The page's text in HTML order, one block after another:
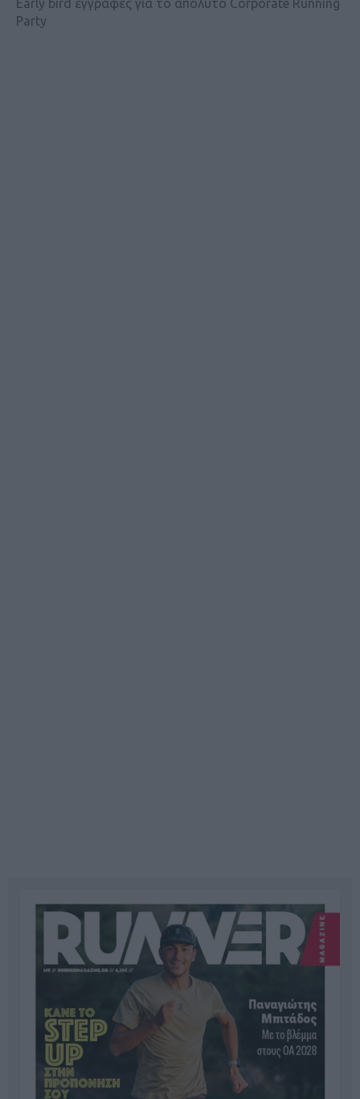
Early bird εγγραφές για το απόλυτο Corporate Running
Party